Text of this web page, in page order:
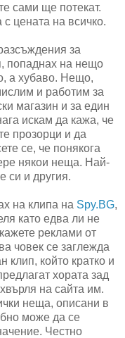
сами ще потекат.
цената на всичко.
за
попаднах на нещо
а хубаво. Нещо,
и работим за
магазин и за един
искам да кажа, че
прозорци и да
се, че понякога
някои неща. Най-
си и другия.
на клипа на Spy.BG,
като едва ли не
реклами от
човек се заглежда
клип, който кратко и
хората зад
на сайта им.
неща, описани в
може да се
Честно